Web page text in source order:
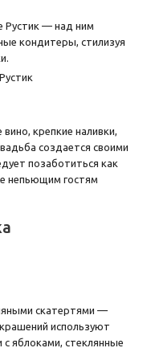
Рустик — над ним
кондитеры, стилизуя
крепкие наливки,
создается своими
позаботиться как
непьющим гостям
скатертями —
используют
с яблоками, стеклянные